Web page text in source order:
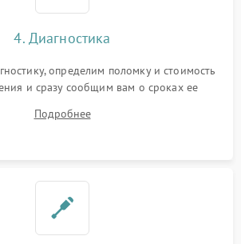
4. Диагностика
определим поломку и стоимость
и сразу сообщим вам о сроках ее
Подробнее